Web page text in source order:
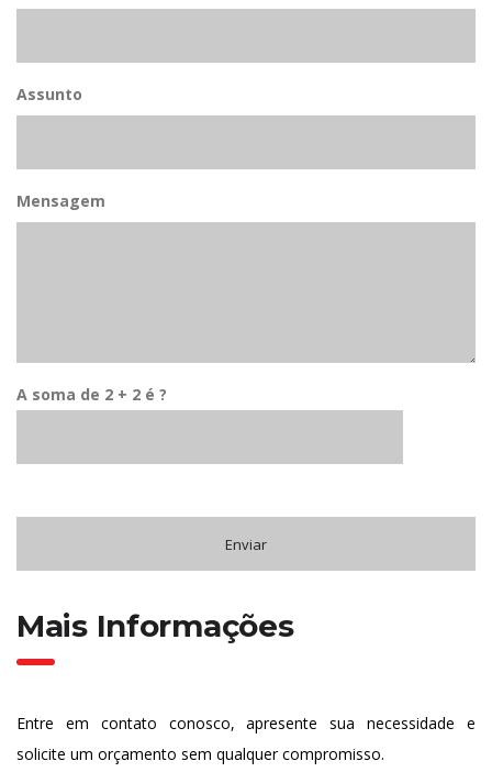
Assunto
Mensagem
A soma de 2 + 2 é ?
Mais Informações
Entre em contato conosco, apresente sua necessidade e
solicite um orçamento sem qualquer compromisso.